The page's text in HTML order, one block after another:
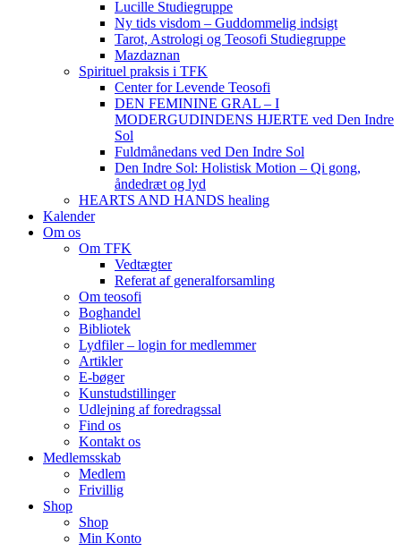
Lucille Studiegruppe
Ny tids visdom – Guddommelig indsigt
Tarot, Astrologi og Teosofi Studiegruppe
Mazdaznan
Spirituel praksis i TFK
Center for Levende Teosofi
DEN FEMININE GRAL – I
MODERGUDINDENS HJERTE ved Den Indre
Sol
Fuldmånedans ved Den Indre Sol
Den Indre Sol: Holistisk Motion – Qi gong,
åndedræt og lyd
HEARTS AND HANDS healing
Kalender
Om os
Om TFK
Vedtægter
Referat af generalforsamling
Om teosofi
Boghandel
Bibliotek
Lydfiler – login for medlemmer
Artikler
E-bøger
Kunstudstillinger
Udlejning af foredragssal
Find os
Kontakt os
Medlemsskab
Medlem
Frivillig
Shop
Shop
Min Konto